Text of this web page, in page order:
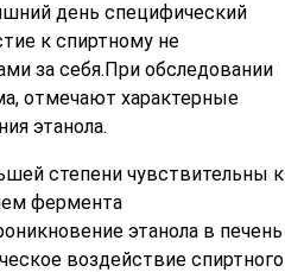
день специфический
к спиртному не
за себя.При обследовании
отмечают характерные
этанола.
степени чувствительны к
фермента
этанола в печень
воздействие спиртного